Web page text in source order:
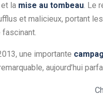
et la mise au tombeau. Le
et malicieux, portant
fascinant.
une importante
aujourd’hui